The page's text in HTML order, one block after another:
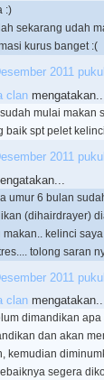
:)
sekarang udah
kurus banget :(
2011
clan mengatakan...
mulai makan
baik spt pelet
2011
umur 6 bulan
(dihairdrayer)
makan.. kelinci
tolong saran
2011
clan
dimandikan
dan akan
kemudian
segera